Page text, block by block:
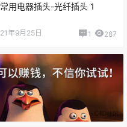
常用电器插头-光纤插头 1
21年9月25日 1 287